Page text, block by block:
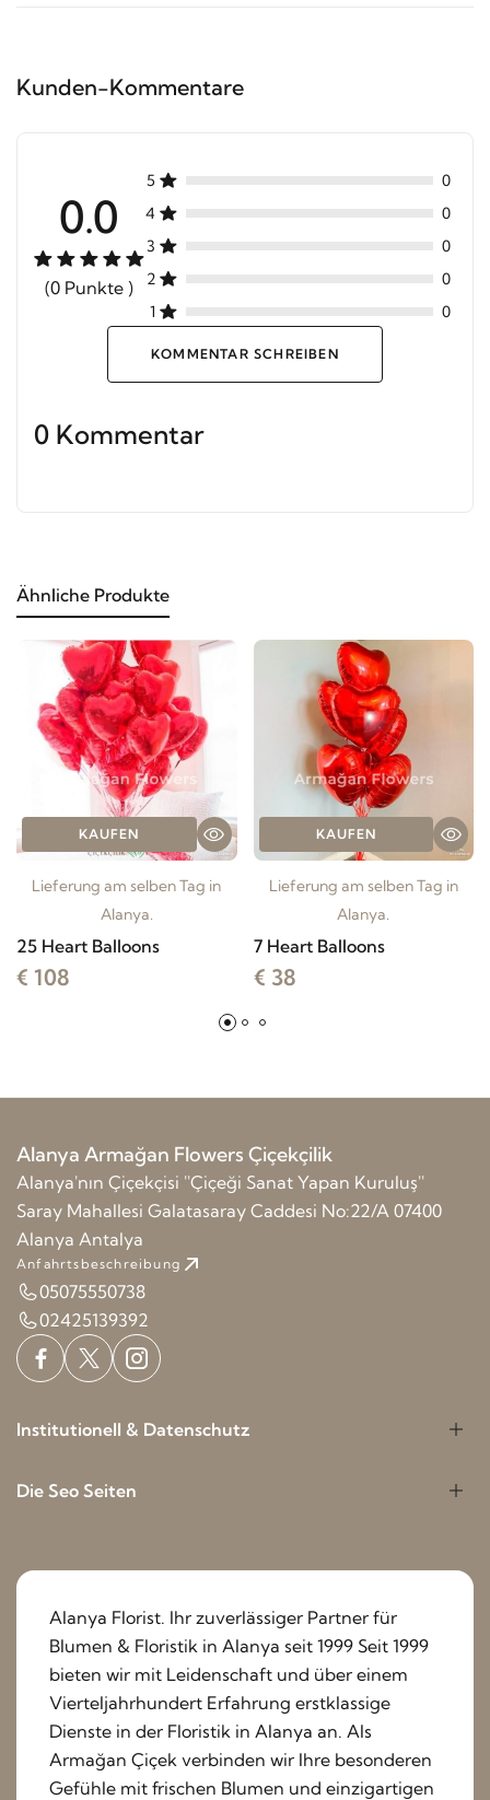
Kunden-Kommentare
0.0
(0 Punkte )
5
0
4
0
3
0
2
0
1
0
KOMMENTAR SCHREIBEN
0 Kommentar
Ähnliche Produkte
KAUFEN
Lieferung am selben Tag in
Alanya.
25 Heart Balloons
€ 108
KAUFEN
Lieferung am selben Tag in
Alanya.
7 Heart Balloons
€ 38
Alanya Armağan Flowers Çiçekçilik
Alanya'nın Çiçekçisi ''Çiçeği Sanat Yapan Kuruluş''
Saray Mahallesi Galatasaray Caddesi No:22/A 07400
Alanya Antalya
Anfahrtsbeschreibung
05075550738
02425139392
Institutionell & Datenschutz
Die Seo Seiten
Alanya Florist. Ihr zuverlässiger Partner für
Blumen & Floristik in Alanya seit 1999 Seit 1999
bieten wir mit Leidenschaft und über einem
Vierteljahrhundert Erfahrung erstklassige
Dienste in der Floristik in Alanya an. Als
Armağan Çiçek verbinden wir Ihre besonderen
Gefühle mit frischen Blumen und einzigartigen